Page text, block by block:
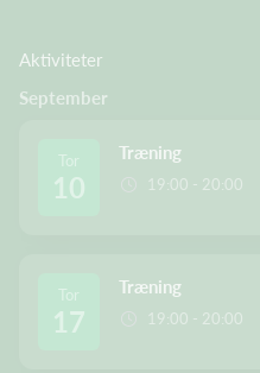
Aktiviteter
September
Tor
10
Træning
19:00 - 20:00
Tor
17
Træning
19:00 - 20:00